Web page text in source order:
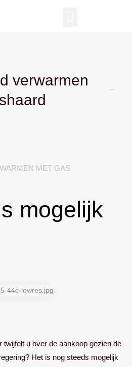
verwarmen
MET GAS
mogelijk
twijfelt u over de aankoop gezien de
Het is nog steeds mogelijk